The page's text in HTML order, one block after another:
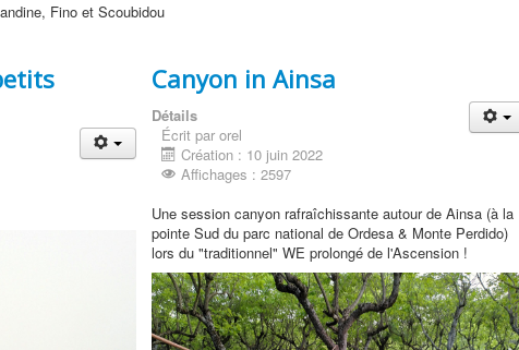
Fino et Scoubidou
Canyon in Ainsa
Détails
Écrit par orel
Création : 10 juin 2022
Affichages : 2597
Une session canyon rafraîchissante autour de Ainsa (à la
pointe Sud du parc national de Ordesa & Monte Perdido)
lors du "traditionnel" WE prolongé de l'Ascension !